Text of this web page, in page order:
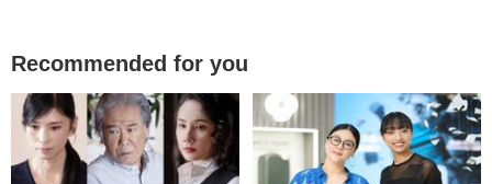
Recommended for you